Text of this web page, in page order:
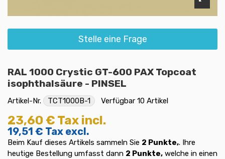
Stelle eine Frage
RAL 1000 Crystic GT-600 PAX Topcoat
isophthalsäure - PINSEL
Artikel-Nr. TCT1000B-1 Verfügbar 10 Artikel
23,60 € Tax incl.
19,51 € Tax excl.
Beim Kauf dieses Artikels sammeln Sie 2 Punkte,. Ihre
heutige Bestellung umfasst dann 2 Punkte, welche in einen